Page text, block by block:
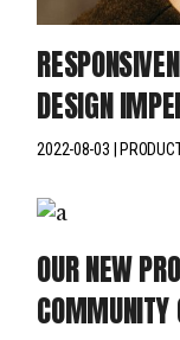
DESIGN
2022-08-03
OUR NEW
COMMUNITY